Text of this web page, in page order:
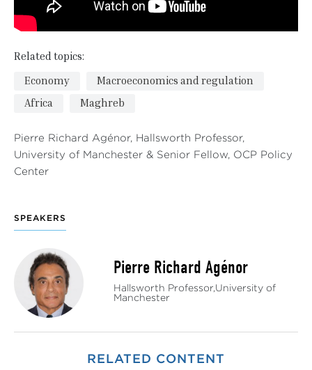
Related topics:
Economy
Macroeconomics and regulation
Africa
Maghreb
Pierre Richard Agénor, Hallsworth Professor,
University of Manchester & Senior Fellow, OCP Policy
Center
SPEAKERS
Pierre Richard Agénor
Hallsworth Professor,University of
Manchester
RELATED CONTENT